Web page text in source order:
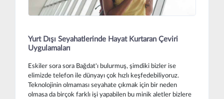
Yurt Dışı Seyahatlerinde Hayat Kurtaran Çeviri
Uygulamaları
Eskiler sora sora Bağdat'ı bulurmuş, şimdiki bizler ise
elimizde telefon ile dünyayı çok hızlı keşfedebiliyoruz.
Teknolojinin olmaması seyahate çıkmak için bir neden
olmasa da birçok farklı işi yapabilen bu minik aletler bizlere